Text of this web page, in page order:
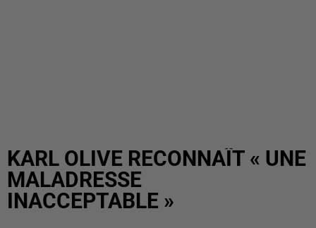
KARL OLIVE RECONNAÎT « UNE
MALADRESSE
INACCEPTABLE »